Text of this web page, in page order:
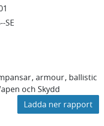
SE
armour ballistic
och Skydd
Ladda ner rapport